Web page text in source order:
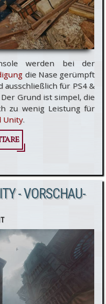
werden bei der
die Nase gerümpft
für PS4 &
Grund ist simpel, die
zu wenig Leistung für
Unity.
- VORSCHAU-